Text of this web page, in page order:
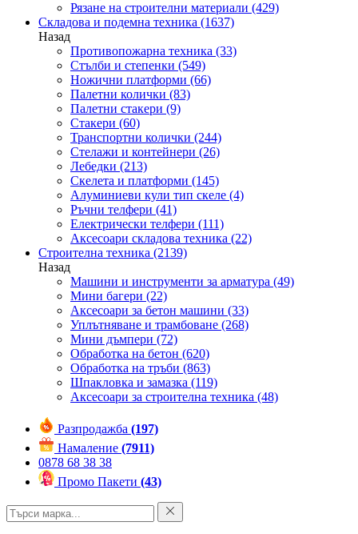
Рязане на строителни материали (429)
Складова и подемна техника (1637)
Назад
Противопожарна техника (33)
Стълби и степенки (549)
Ножични платформи (66)
Палетни колички (83)
Палетни стакери (9)
Стакери (60)
Транспортни колички (244)
Стелажи и контейнери (26)
Лебедки (213)
Скелета и платформи (145)
Алуминиеви кули тип скеле (4)
Ръчни телфери (41)
Електрически телфери (111)
Аксесоари складова техника (22)
Строителна техника (2139)
Назад
Машини и инструменти за арматура (49)
Мини багери (22)
Аксесоари за бетон машини (33)
Уплътняване и трамбоване (268)
Мини дъмпери (72)
Обработка на бетон (620)
Обработка на тръби (863)
Шпакловка и замазка (119)
Аксесоари за строителна техника (48)
Разпродажба (197)
Намаление (7911)
0878 68 38 38
Промо Пакети (43)